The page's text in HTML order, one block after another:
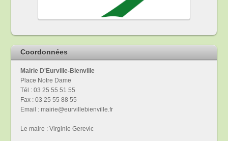
Coordonnées
Mairie D'Eurville-Bienville
Place Notre Dame
Tél : 03 25 55 51 55
Fax : 03 25 55 88 55
Email : mairie@eurvillebienville.fr
Le maire : Virginie Gerevic